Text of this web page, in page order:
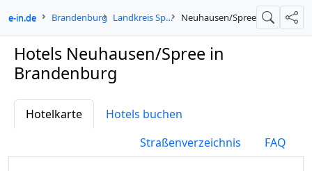
in.de Brandenburg Landkreis Spree-Neiße Neuhausen/Spree Suche
Hotels Neuhausen/Spree in
Brandenburg
Hotelkarte
Hotels buchen
Straßenverzeichnis
FAQ